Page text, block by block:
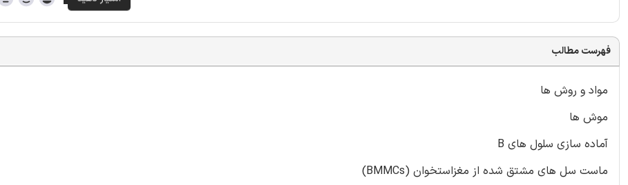
فهرست مطالب
مواد و روش ها
موش ها
آماده سازی سلول های B
ماست سل های مشتق شده از مغزاستخوان (BMMCs)